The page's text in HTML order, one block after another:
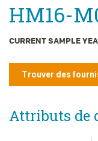
Fournisseurs
À propos de
Ressources
ENGLISH
HM16-
CURRENT SAMPLE
Trouver des
Attributs de